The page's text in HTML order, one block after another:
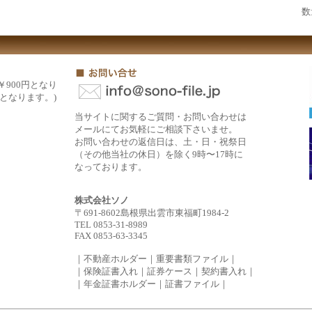
900円となり
なります。)
当サイトに関するご質問・お問い合わせは
メールにてお気軽にご相談下さいませ。
お問い合わせの返信日は、土・日・祝祭日
（その他当社の休日）を除く9時〜17時に
なっております。
株式会社ソノ
〒691-8602島根県出雲市東福町1984-2
TEL 0853-31-8989
FAX 0853-63-3345
｜不動産ホルダー｜重要書類ファイル｜
｜保険証書入れ｜証券ケース｜契約書入れ｜
｜年金証書ホルダー｜証書ファイル｜